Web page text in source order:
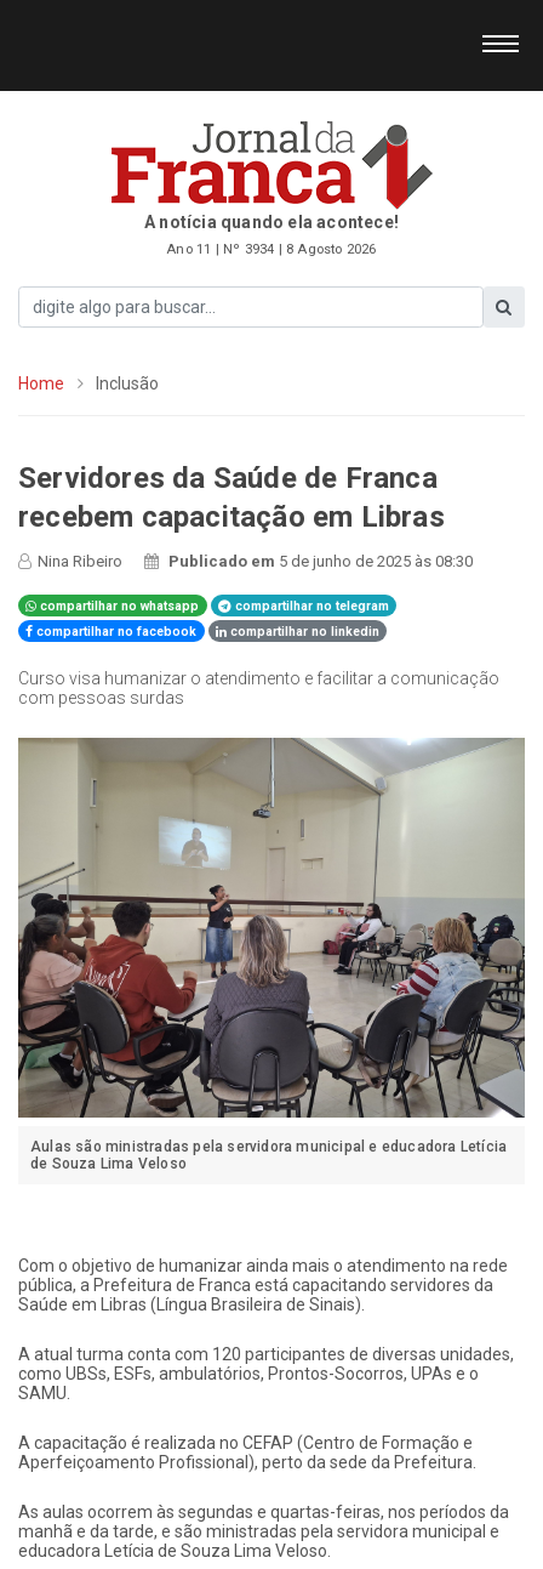
A notícia quando ela acontece!
Ano 11 | Nº 3934 | 8 Agosto 2026
Home Inclusão
Servidores da Saúde de Franca
recebem capacitação em Libras
Nina Ribeiro Publicado em 5 de junho de 2025 às 08:30
compartilhar no whatsapp
compartilhar no telegram
compartilhar no facebook
compartilhar no linkedin
Curso visa humanizar o atendimento e facilitar a comunicação
com pessoas surdas
Aulas são ministradas pela servidora municipal e educadora Letícia
de Souza Lima Veloso
Com o objetivo de humanizar ainda mais o atendimento na rede
pública, a Prefeitura de Franca está capacitando servidores da
Saúde em Libras (Língua Brasileira de Sinais).
A atual turma conta com 120 participantes de diversas unidades,
como UBSs, ESFs, ambulatórios, Prontos-Socorros, UPAs e o
SAMU.
A capacitação é realizada no CEFAP (Centro de Formação e
Aperfeiçoamento Profissional), perto da sede da Prefeitura.
As aulas ocorrem às segundas e quartas-feiras, nos períodos da
manhã e da tarde, e são ministradas pela servidora municipal e
educadora Letícia de Souza Lima Veloso.